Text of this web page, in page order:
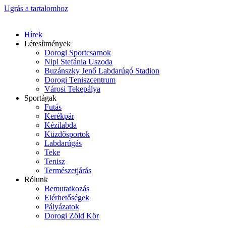
Ugrás a tartalomhoz
Hírek
Létesítmények
Dorogi Sportcsarnok
Nipl Stefánia Uszoda
Buzánszky Jenő Labdarúgó Stadion
Dorogi Teniszcentrum
Városi Tekepálya
Sportágak
Futás
Kerékpár
Kézilabda
Küzdősportok
Labdarúgás
Teke
Tenisz
Természetjárás
Rólunk
Bemutatkozás
Elérhetőségek
Pályázatok
Dorogi Zöld Kör